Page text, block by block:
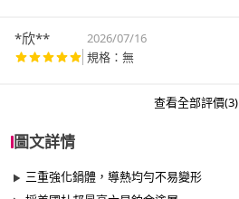
*欣**
2026/07/16
規格：無
查看全部評價(3)
圖文詳情
三重強化鍋體，導熱均勻不易變形